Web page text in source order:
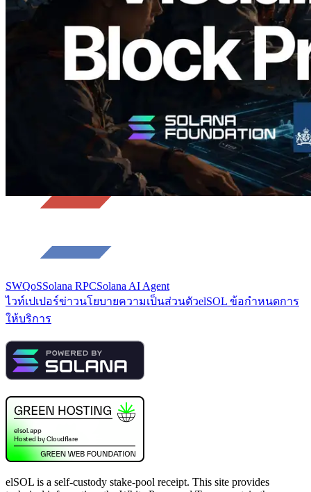
ระดับ slot และบาลิเดเตอร์ที่รับผิดชอบ
SWQoSSolana RPCSolana AI Agent
ไวท์เปเปอร์ข่าวนโยบายความเป็นส่วนตัวelSOL ข้อกำหนดการ
ให้บริการ
elSOL is a self-custody stake-pool receipt. This site provides